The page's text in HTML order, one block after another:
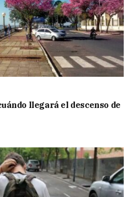
llegará el descenso de